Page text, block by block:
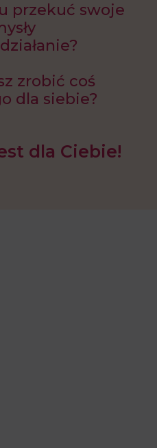
przekuć swoje
zrobić coś
dla siebie?
dla Ciebie!